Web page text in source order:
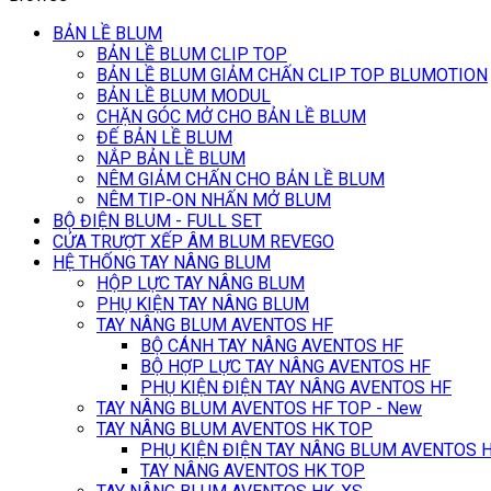
BẢN LỀ BLUM
BẢN LỀ BLUM CLIP TOP
BẢN LỀ BLUM GIẢM CHẤN CLIP TOP BLUMOTION
BẢN LỀ BLUM MODUL
CHẶN GÓC MỞ CHO BẢN LỀ BLUM
ĐẾ BẢN LỀ BLUM
NẮP BẢN LỀ BLUM
NÊM GIẢM CHẤN CHO BẢN LỀ BLUM
NÊM TIP-ON NHẤN MỞ BLUM
BỘ ĐIỆN BLUM - FULL SET
CỬA TRƯỢT XẾP ÂM BLUM REVEGO
HỆ THỐNG TAY NÂNG BLUM
HỘP LỰC TAY NÂNG BLUM
PHỤ KIỆN TAY NÂNG BLUM
TAY NÂNG BLUM AVENTOS HF
BỘ CÁNH TAY NÂNG AVENTOS HF
BỘ HỢP LỰC TAY NÂNG AVENTOS HF
PHỤ KIỆN ĐIỆN TAY NÂNG AVENTOS HF
TAY NÂNG BLUM AVENTOS HF TOP - New
TAY NÂNG BLUM AVENTOS HK TOP
PHỤ KIỆN ĐIỆN TAY NÂNG BLUM AVENTOS
TAY NÂNG AVENTOS HK TOP